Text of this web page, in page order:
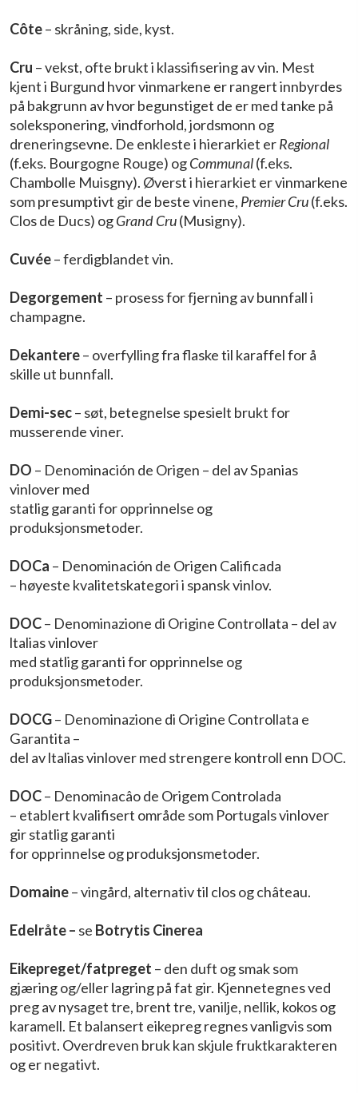
Côte– skråning, side, kyst.
Cru – vekst, ofte brukt i klassifisering av vin. Mest
kjent i Burgund hvor vinmarkene er rangert innbyrdes
på bakgrunn av hvor begunstiget de er med tanke på
soleksponering, vindforhold, jordsmonn og
dreneringsevne. De enkleste i hierarkiet erRegional
(f.eks. Bourgogne Rouge) ogCommunal(f.eks.
Chambolle Muisgny). Øverst i hierarkiet er vinmarkene
som presumptivt gir de beste vinene, Premier Cru(f.eks.
Clos de Ducs) ogGrand Cru(Musigny).
Cuvée– ferdigblandet vin.
Degorgement – prosess for fjerning av bunnfall i
champagne.
Dekantere– overfylling fra flaske til karaffel for å
skille ut bunnfall.
Demi-sec– søt, betegnelse spesielt brukt for
musserende viner.
DO – Denominación de Origen – del av Spanias
vinlover med
statlig garanti for opprinnelse og
produksjonsmetoder.
DOCa – Denominación de Origen Calificada
– høyeste kvalitetskategori i spansk vinlov.
DOC– Denominazione di Origine Controllata – del av
ltalias vinlover
med statlig garanti for opprinnelse og
produksjonsmetoder.
DOCG– Denominazione di Origine Controllata e
Garantita –
del av ltalias vinlover med strengere kontroll enn DOC.
DOC– Denominacâo de Origem Controlada
– etablert kvalifisert område som Portugals vinlover
gir statlig garanti
for opprinnelse og produksjonsmetoder.
Domaine– vingård, alternativ til clos og château.
Edelråte – se Botrytis Cinerea
Eikepreget/fatpreget – den duft og smak som
gjæring og/eller lagring på fat gir. Kjennetegnes ved
preg av nysaget tre, brent tre, vanilje, nellik, kokos og
karamell. Et balansert eikepreg regnes vanligvis som
positivt. Overdreven bruk kan skjule fruktkarakteren
og er negativt.